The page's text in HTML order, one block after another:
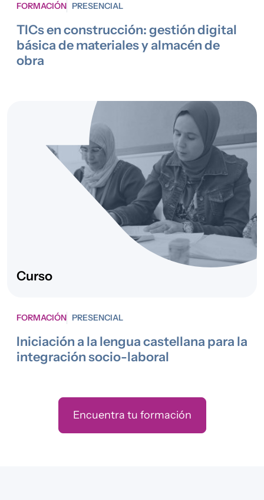
FORMACIÓN PRESENCIAL
TICs en construcción: gestión digital
básica de materiales y almacén de
obra
Curso
FORMACIÓN PRESENCIAL
Iniciación a la lengua castellana para la
integración socio-laboral
Encuentra tu formación